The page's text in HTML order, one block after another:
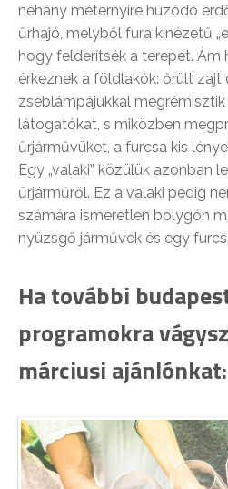
néhány méternyire húzódó
űrhajó, melyből fura kinézetű
hogy felderítsék a terepet. Ám
érkeznek a földlakók: őrült zajt
zseblámpájukkal
látogatókat, s miközben
űrjárművüket, a furcsa kis
Egy „valaki” közülük azonban
űrjárműről. Ez a valaki pedig
számára ismeretlen bolygón
nyüzsgő járművek és egy
Ha további
programokra
márciusi ajánlónkat: